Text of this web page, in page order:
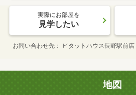
実際にお部屋を
見学したい
お問い合わせ先 ピタットハウス長野駅前
地図